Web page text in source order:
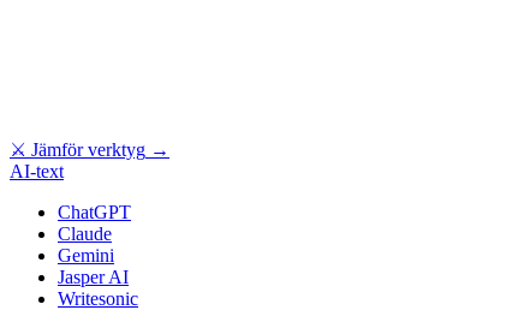
⚔ Jämför verktyg →
AI-text
ChatGPT
Claude
Gemini
Jasper AI
Writesonic